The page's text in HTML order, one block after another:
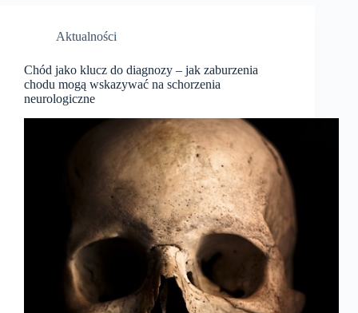
Aktualności
Chód jako klucz do diagnozy – jak zaburzenia
chodu mogą wskazywać na schorzenia
neurologiczne